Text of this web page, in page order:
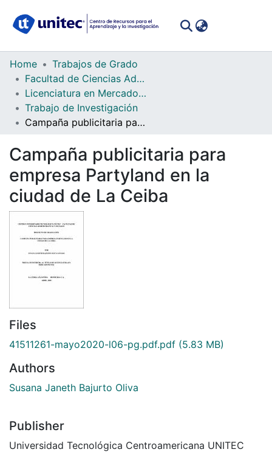
Communities
Collections
All of DSpace
Statistics
Home
Trabajos de Grado
Facultad de Ciencias Administrativas y Sociales
Licenciatura en Mercadotecnia
Trabajo de Investigación
Campaña publicitaria para empresa Partyland en la ciudad de La Ceiba
Campaña publicitaria para
empresa Partyland en la
ciudad de La Ceiba
Files
41511261-mayo2020-l06-pg.pdf.pdf (5.83 MB)
Authors
Susana Janeth Bajurto Oliva
Publisher
Universidad Tecnológica Centroamericana UNITEC